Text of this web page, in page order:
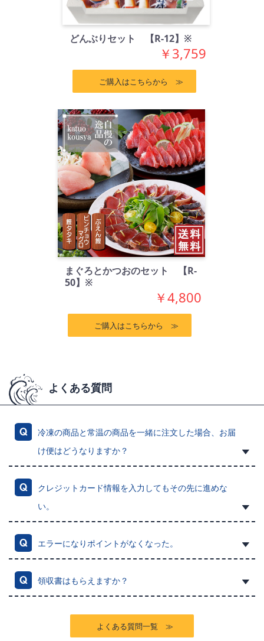
どんぶりセット 【R-12】※
￥3,759
ご購入はこちらから ≫
まぐろとかつおのセット 【R-
50】※
￥4,800
ご購入はこちらから ≫
よくある質問
冷凍の商品と常温の商品を一緒に注文した場合、お届
け便はどうなりますか？
クレジットカード情報を入力してもその先に進めな
い。
エラーになりポイントがなくなった。
領収書はもらえますか？
よくある質問一覧 ≫